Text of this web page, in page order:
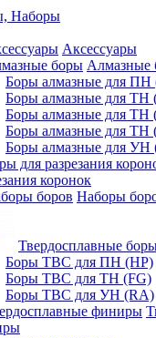
Наборы
Аксессуары
Алмазные
Боры алмазные для ПН
Боры алмазные для ТН
Боры алмазные для ТН
Боры алмазные для ТН
Боры алмазные для УН
коронок
Наборы
Твердосплавные
Боры ТВС для ПН (HP)
Боры ТВС для ТН (FG)
Боры ТВС для УН (RA)